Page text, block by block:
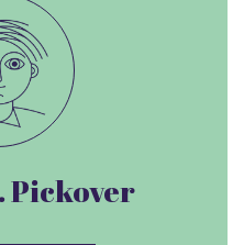
Pickover